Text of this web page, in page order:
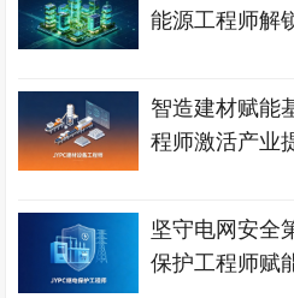
能源工程师解
智造建材赋能
程师激活产业
坚守电网安全
保护工程师赋